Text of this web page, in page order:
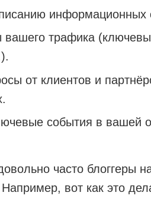
информационных
вашего трафика
от клиентов и
события в вашей
часто блоггеры
вот как это